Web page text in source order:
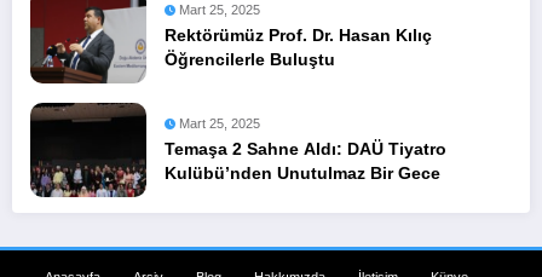
Mart 25, 2025
Rektörümüz Prof. Dr. Hasan Kılıç
Öğrencilerle Buluştu
Mart 25, 2025
Temaşa 2 Sahne Aldı: DAÜ Tiyatro
Kulübü’nden Unutulmaz Bir Gece